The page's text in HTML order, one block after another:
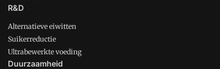
R&D
Alternatieve eiwitten
Suikerreductie
Ultrabewerkte voeding
Duurzaamheid